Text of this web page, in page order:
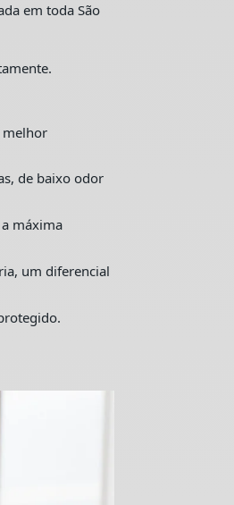
em toda São
melhor
de baixo odor
máxima
um diferencial